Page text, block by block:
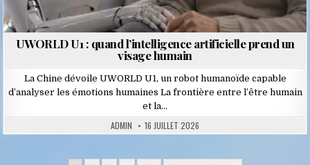
UWORLD U1 : quand l’intelligence artificielle prend un
visage humain
La Chine dévoile UWORLD U1, un robot humanoïde capable
d’analyser les émotions humaines La frontière entre l’être humain
et la…
ADMIN 16 JUILLET 2026